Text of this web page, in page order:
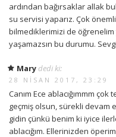
ardından bağırsaklar allak
su servisi yaparız. Çok
bilmediklerimizi de öğrenelim
yaşamazsın bu durumu.
Mary dedi ki:
28 NISAN 2017, 23:29
Canım Ece ablacığımmm
geçmiş olsun, sürekli devam
gidin çünkü benim ki iyice
ablacığım. Ellerinizden